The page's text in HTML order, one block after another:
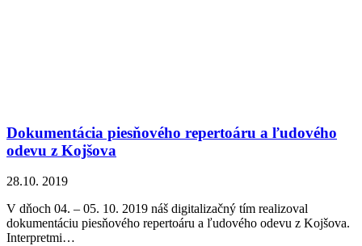
Dokumentácia piesňového repertoáru a ľudového
odevu z Kojšova
28.10. 2019
V dňoch 04. – 05. 10. 2019 náš digitalizačný tím realizoval
dokumentáciu piesňového repertoáru a ľudového odevu z Kojšova.
Interpretmi…